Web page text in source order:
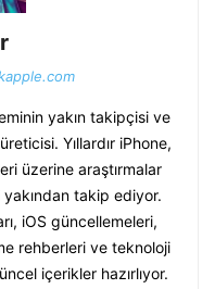
yakın takipçisi ve
Yıllardır iPhone,
üzerine araştırmalar
takip ediyor.
iOS güncellemeleri,
rehberleri ve teknoloji
içerikler hazırlıyor.